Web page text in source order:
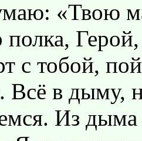
«Твою
с тобой,
Всё в дыму,
Из